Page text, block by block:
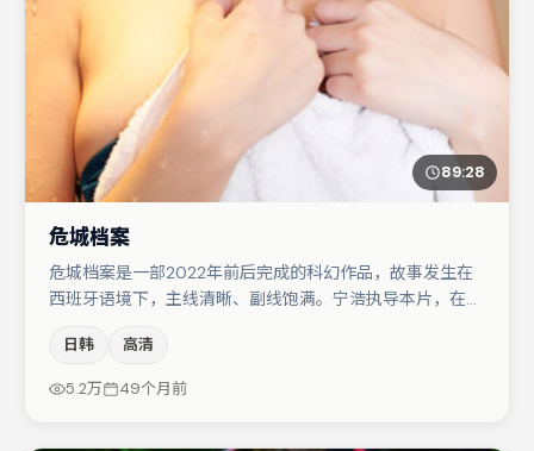
89:28
危城档案
危城档案是一部2022年前后完成的科幻作品，故事发生在
西班牙语境下，主线清晰、副线饱满。宁浩执导本片，在场
谭卓在片中承担叙事驱动，汤唯、小松菜奈分别提供反差与
喜剧/悬疑调剂（视场次而定）。若你偏爱强类型与清晰主
日韩 高清
5.2万 49个月前